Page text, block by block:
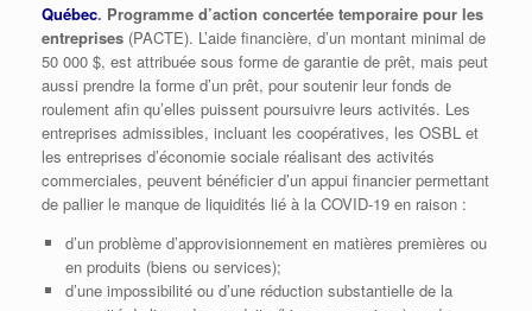
Québec. Programme d’action concertée temporaire pour les
entreprises (PACTE). L’aide financière, d’un montant minimal de
50 000 $, est attribuée sous forme de garantie de prêt, mais peut
aussi prendre la forme d’un prêt, pour soutenir leur fonds de
roulement afin qu’elles puissent poursuivre leurs activités. Les
entreprises admissibles, incluant les coopératives, les OSBL et
les entreprises d’économie sociale réalisant des activités
commerciales, peuvent bénéficier d’un appui financier permettant
de pallier le manque de liquidités lié à la COVID-19 en raison :
d’un problème d’approvisionnement en matières premières ou
en produits (biens ou services);
d’une impossibilité ou d’une réduction substantielle de la